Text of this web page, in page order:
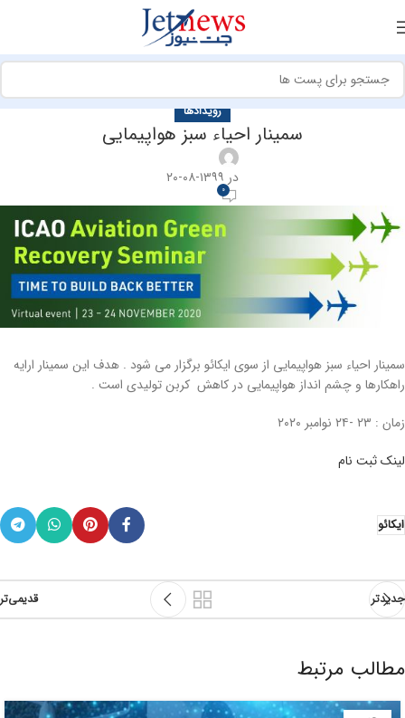
رویدادها
سمینار احیاء سبز هواپیمایی
در ۱۳۹۹-۰۸-۲۰
0
سمینار احیاء سبز هواپیمایی از سوی ایکائو برگزار می شود . هدف این سمینار ارایه
راهکارها و چشم انداز هواپیمایی در کاهش کربن تولیدی است .
زمان : ۲۳ -۲۴ نوامبر ۲۰۲۰
لینک ثبت نام
ایکائو
جدیدتر قدیمی‌تر
مطالب مرتبط